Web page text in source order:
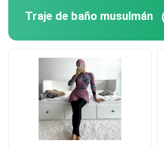
Traje de baño musulmán